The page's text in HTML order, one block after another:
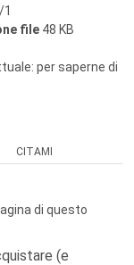
file 48 KB
per saperne di
CITAMI
di questo
(e